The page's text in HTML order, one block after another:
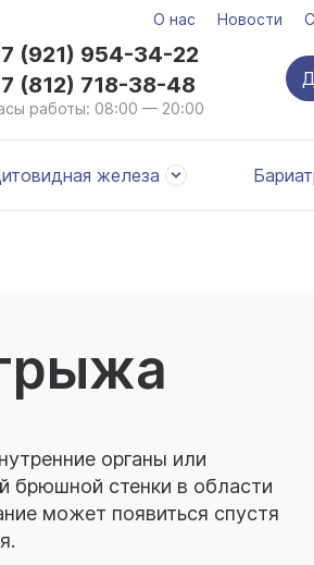
О нас Новости
(921) 954-34-22
(812) 718-38-48
работы: 08:00 — 20:00
железа
органы или
брюшной стенки в области
может появиться спустя